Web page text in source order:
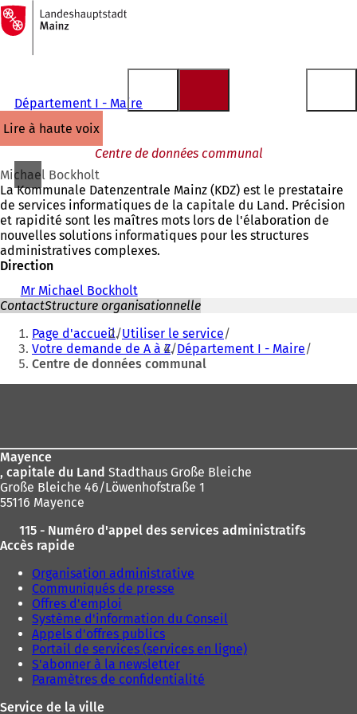
Accéder au contenu
Vers
la
page
d'accueil
Département I - Maire
lire à haute voix
Centre de données communal
Michael Bockholt
La Kommunale Datenzentrale Mainz (KDZ) est le prestataire
de services informatiques de la capitale du Land. Précision
et rapidité sont les maîtres mots lors de l'élaboration de
nouvelles solutions informatiques pour les structures
administratives complexes.
Direction
Mr Michael Bockholt
ContactStructure organisationnelle
Vous
êtes
ici
:
Page d'accueil Utiliser le service
Votre demande de A à Z Département I - Maire
Centre de données communal
Mayence
, capitale du Land Stadthaus Große Bleiche
Große Bleiche 46/Löwenhofstraße 1
55116 Mayence
115 - Numéro d'appel des services administratifs
Accès rapide
Organisation administrative
Communiqués de presse
Offres d'emploi
Système d'information du Conseil
Appels d'offres publics
Portail de services (services en ligne)
S'abonner à la newsletter
Paramètres de confidentialité
Service de la ville